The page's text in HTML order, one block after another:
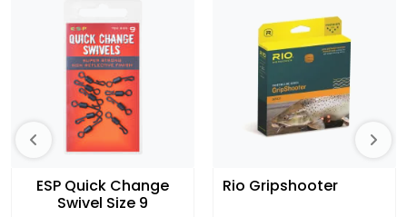
ESP Quick Change
Swivel Size 9
Rio Gripshooter